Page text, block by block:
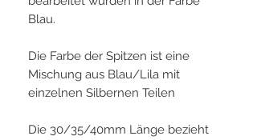
Blau.
Die Farbe der Spitzen ist eine
Mischung aus Blau/Lila mit
einzelnen Silbernen Teilen
Die 30/35/40mm Länge bezieht